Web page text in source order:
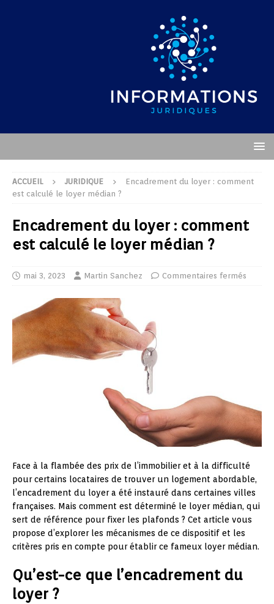
ACCUEIL JURIDIQUE
Encadrement du loyer : comment
est calculé le loyer médian ?
Encadrement du loyer : comment
est calculé le loyer médian ?
mai 3, 2023 Martin Sanchez Commentaires fermés
Face à la flambée des prix de l’immobilier et à la difficulté
pour certains locataires de trouver un logement abordable,
l’encadrement du loyer a été instauré dans certaines villes
françaises. Mais comment est déterminé le loyer médian, qui
sert de référence pour fixer les plafonds ? Cet article vous
propose d’explorer les mécanismes de ce dispositif et les
critères pris en compte pour établir ce fameux loyer médian.
Qu’est-ce que l’encadrement du
loyer ?